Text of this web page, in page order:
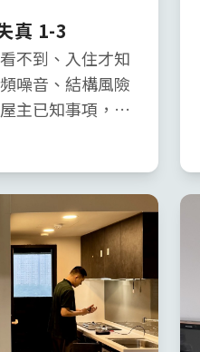
真 1-3
不到、入住才知
噪音、結構風險
主已知事項，合
內，社區品質如
影響居住品質。